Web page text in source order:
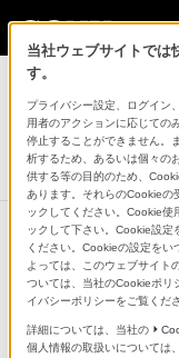
デジタル一眼カメ
デジタル一眼カメラ“α”用レンズ
35mm F1.4 G
DISCONTINUED 生産完了
当社ウェブサイトでは
す。
プライバシー設定、ログイン
用者のアクションに応じての
停止することができません。
析するため、あるいは個々の
供する等の目的のため、
あります。それらのCookieの
ックしてください。Cookie使
ックして下さい。Cookie設定
ください。Cookieの設定を
よっては、このウェブサイト
ついては、当社のCookieポリ
イバシーポリシーをご覧くださ
詳細については、当社の
個人情報の取扱いについては、